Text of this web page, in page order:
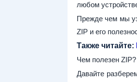
любом
Прежде чем мы
ZIP и его
Также читайте:
Чем полезен ZIP?
Давайте